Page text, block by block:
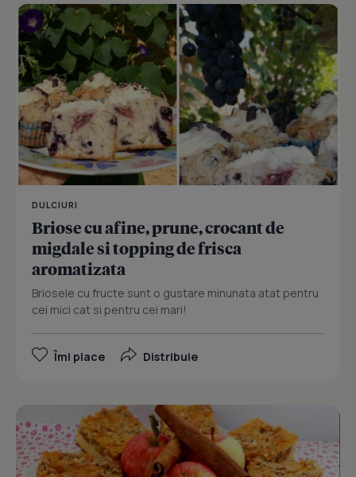
DULCIURI
Briose cu afine, prune, crocant de
migdale si topping de frisca
aromatizata
Briosele cu fructe sunt o gustare minunata atat pentru
cei mici cat si pentru cei mari!
Îmi place Distribuie